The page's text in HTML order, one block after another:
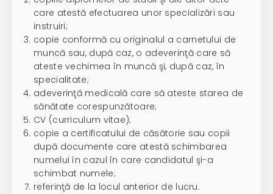
care atestă efectuarea unor specializări sau
instruiri;
copie conformă cu originalul a carnetului de
muncă sau, după caz, o adeverinţă care să
ateste vechimea în muncă şi, după caz, în
specialitate;
adeverinţă medicală care să ateste starea de
sănătate corespunzătoare;
CV (curriculum vitae);
copie a certificatului de căsătorie sau copii
după documente care atestă schimbarea
numelui în cazul în care candidatul şi-a
schimbat numele;
referinţă de la locul anterior de lucru.